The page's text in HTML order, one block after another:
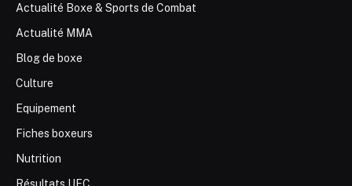
Actualité Boxe & Sports de Combat
Actualité MMA
Blog de boxe
Culture
Equipement
Fiches boxeurs
Nutrition